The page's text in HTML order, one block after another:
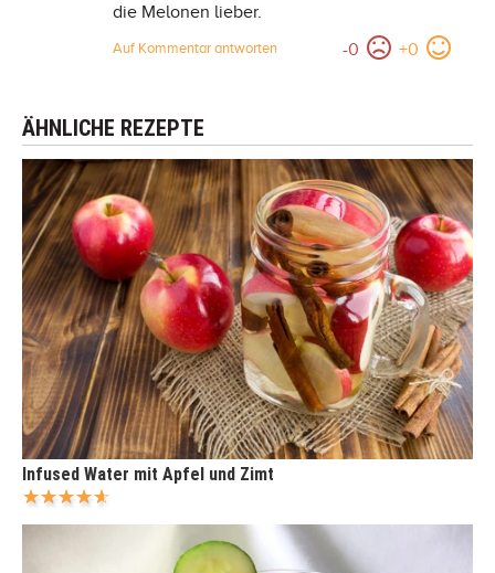
die Melonen lieber.
-0 +0
Auf Kommentar antworten
ÄHNLICHE REZEPTE
Infused Water mit Apfel und Zimt